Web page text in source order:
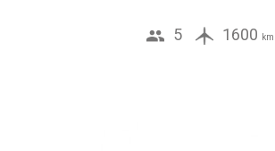
5 1600 km